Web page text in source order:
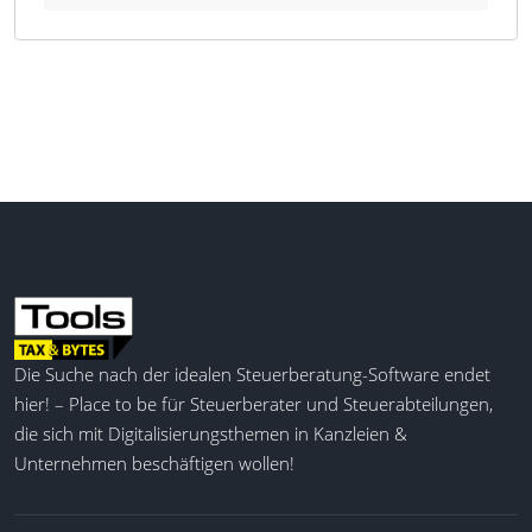
Funktionen, die den Nutzern helfen, ihre
Modulen wie der E-Bilanz, Offenlegung und dem
Digitalen Finanzbericht können Nutzer ihre
Jahresabschlüsse und andere relevante Berichte
direkt an Finanzverwaltungen und Kreditinstitute
übermitteln. Die Software unterstützt Live-
Validierungen, dynamische Taxonomie-Navigation
und bietet eine intuitive Benutzerschnittstelle, die
Die Suche nach der idealen Steuerberatung-Software endet
hier! – Place to be für Steuerberater und Steuerabteilungen,
die sich mit Digitalisierungsthemen in Kanzleien &
Unternehmen beschäftigen wollen!